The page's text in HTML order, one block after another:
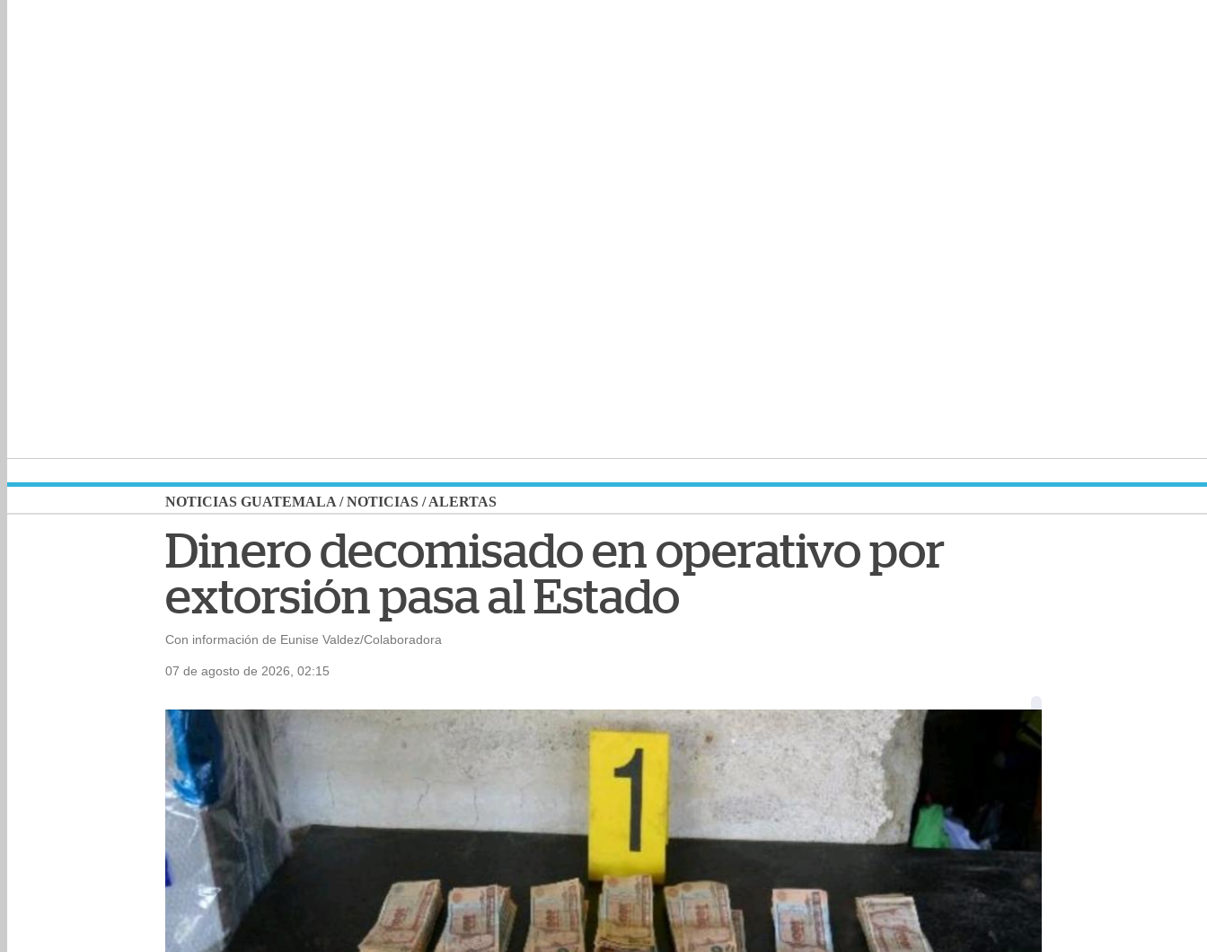
NOTICIAS GUATEMALA /NOTICIAS /ALERTAS
Dinero decomisado en operativo por
extorsión pasa al Estado
Con información de Eunise Valdez/Colaboradora
07 de agosto de 2026, 02:15